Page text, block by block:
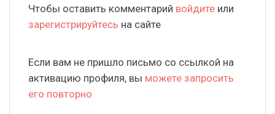
Чтобы оставить комментарий войдите или
зарегистрируйтесь на сайте
Если вам не пришло письмо со ссылкой на
активацию профиля, вы можете запросить
его повторно